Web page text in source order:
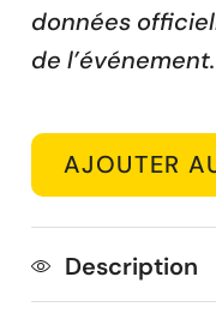
données
de l’événement.
AJOUTER
Description